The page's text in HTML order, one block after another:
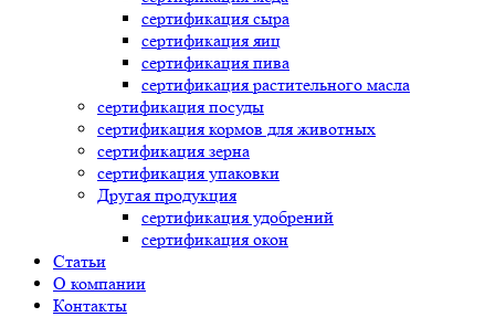
сертификация сыра
сертификация яиц
сертификация пива
сертификация растительного масла
сертификация посуды
сертификация кормов для животных
сертификация зерна
сертификация упаковки
Другая продукция
сертификация удобрений
сертификация окон
Статьи
О компании
Контакты